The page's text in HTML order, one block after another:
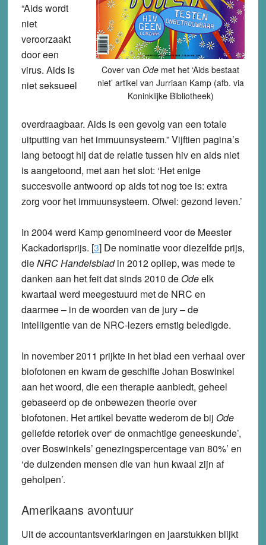
Cover vanOde met het ‘Aids bestaat
niet’ artikel van Jurriaan Kamp (afb. via
Koninklijke Bibliotheek)
“Aids wordt
niet
veroorzaakt
door een
virus. Aids is
niet seksueel
overdraagbaar. Aids is een gevolg van een totale
uitputting van het immuunsysteem.” Vijftien pagina’s
lang betoogt hij dat de relatie tussen hiv en aids niet
is aangetoond, met aan het slot: ‘Het enige
succesvolle antwoord op aids tot nog toe is: extra
zorg voor het immuunsysteem. Ofwel: gezond leven.’
In 2004 werd Kamp genomineerd voor de Meester
Kackadorisprijs. [3] De nominatie voor diezelfde prijs,
dieNRC Handelsbladin 2012 opliep, was mede te
danken aan het feit dat sinds 2010 de Odeelk
kwartaal werd meegestuurd met de NRC en
daarmee – in de woorden van de jury – de
intelligentie van de NRC-lezers ernstig beledigde.
In november 2011 prijkte in het blad een verhaal over
biofotonen en kwam de geschifte Johan Boswinkel
aan het woord, die een therapie aanbiedt, geheel
gebaseerd op de onbewezen theorie over
biofotonen. Het artikel bevatte wederom de bij Ode
geliefde retoriek over‘ de onmachtige geneeskunde’,
over Boswinkels’ genezingspercentage van 80%’ en
‘de duizenden mensen die van hun kwaal zijn af
geholpen’.
Amerikaans avontuur
Uit de accountantsverklaringen en jaarstukken blijkt